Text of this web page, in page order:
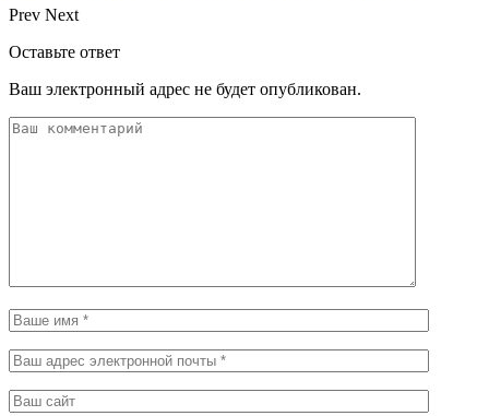
Prev Next
Оставьте ответ
Ваш электронный адрес не будет опубликован.